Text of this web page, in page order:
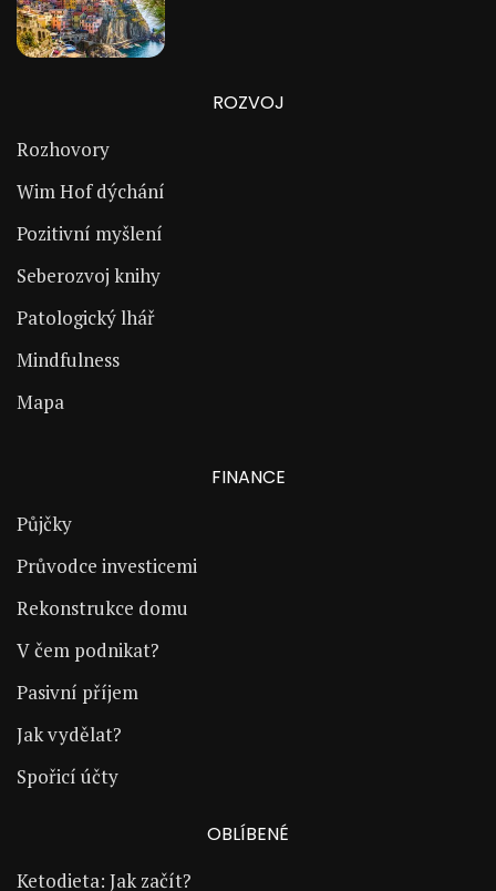
ROZVOJ
Rozhovory
Wim Hof dýchání
Pozitivní myšlení
Seberozvoj knihy
Patologický lhář
Mindfulness
Mapa
FINANCE
Půjčky
Průvodce investicemi
Rekonstrukce domu
V čem podnikat?
Pasivní příjem
Jak vydělat?
Spořicí účty
OBLÍBENÉ
Ketodieta: Jak začít?